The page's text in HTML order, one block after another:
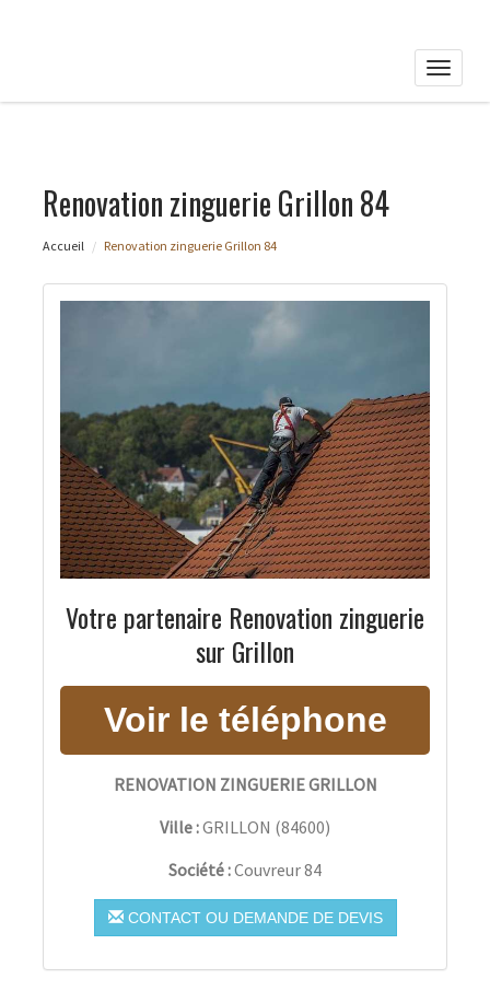
Toggle
Renovation zinguerie Grillon 84
Accueil Renovation zinguerie Grillon 84
Votre partenaire Renovation zinguerie
sur Grillon
RENOVATION ZINGUERIE GRILLON
Ville :GRILLON (84600)
Société :Couvreur 84
CONTACT OU DEMANDE DE DEVIS